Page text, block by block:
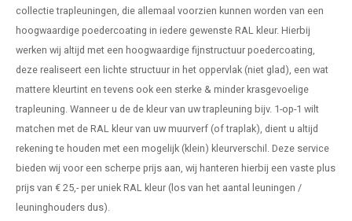
collectie trapleuningen, die allemaal voorzien kunnen worden van een
hoogwaardige poedercoating in iedere gewenste RAL kleur. Hierbij
werken wij altijd met een hoogwaardige fijnstructuur poedercoating,
deze realiseert een lichte structuur in het oppervlak (niet glad), een wat
mattere kleurtint en tevens ook een sterke & minder krasgevoelige
trapleuning. Wanneer u de de kleur van uw trapleuning bijv. 1-op-1 wilt
matchen met de RAL kleur van uw muurverf (of traplak), dient u altijd
rekening te houden met een mogelijk (klein) kleurverschil. Deze service
bieden wij voor een scherpe prijs aan, wij hanteren hierbij een vaste plus
prijs van € 25,- per uniek RAL kleur (los van het aantal leuningen /
leuninghouders dus).